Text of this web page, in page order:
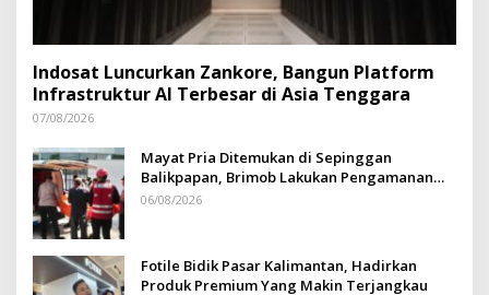
Indosat Luncurkan Zankore, Bangun Platform
Infrastruktur AI Terbesar di Asia Tenggara
07/08/2026
Mayat Pria Ditemukan di Sepinggan
Balikpapan, Brimob Lakukan Pengamanan
TKP
06/08/2026
Fotile Bidik Pasar Kalimantan, Hadirkan
Produk Premium Yang Makin Terjangkau